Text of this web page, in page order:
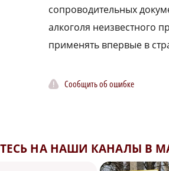
сопроводительных
алкоголя неизвестного
применять впервые в
Сообщить об ошибке
НА НАШИ КАНАЛЫ В